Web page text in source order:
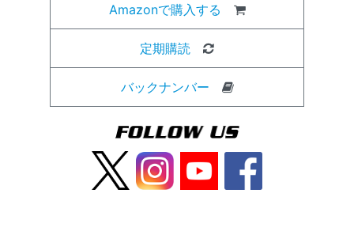
Amazonで購入する
定期購読
バックナンバー